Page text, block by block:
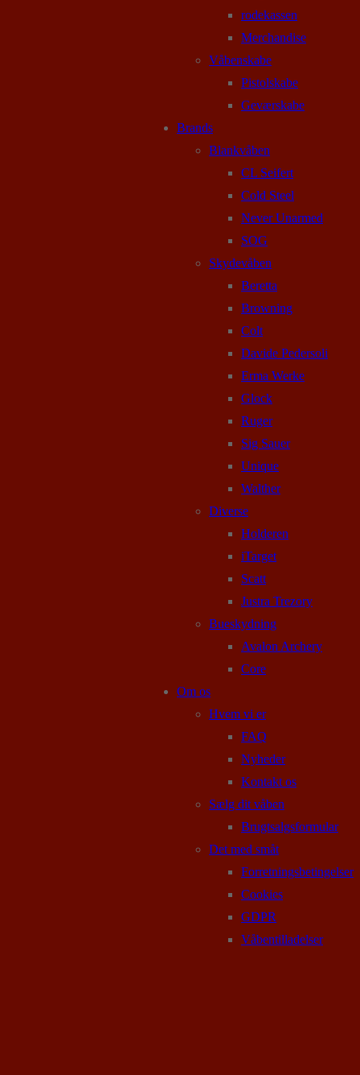
rodekassen
Merchandise
Våbenskabe
Pistolskabe
Geværskabe
Brands
Blankvåben
CL Seifert
Cold Steel
Never Unarmed
SOG
Skydevåben
Beretta
Browning
Colt
Davide Pedersoli
Erma Werke
Glock
Ruger
Sig Sauer
Unique
Walther
Diverse
Holderen
iTarget
Scatt
Justra Trezory
Bueskydning
Avalon Archery
Core
Om os
Hvem vi er
FAQ
Nyheder
Kontakt os
Sælg dit våben
Brugtsalgsformular
Det med småt
Forretningsbetingelser
Cookies
GDPR
Våbentilladelser